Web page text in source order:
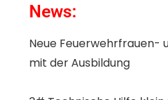
News:
Neue Feuerwehrfrauen-
mit der Ausbildung